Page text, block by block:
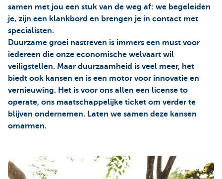
samen met jou een stuk van de weg af: we begeleiden
je, zijn een klankbord en brengen je in contact met
specialisten.
Duurzame groei nastreven is immers een must voor
iedereen die onze economische welvaart wil
veiligstellen. Maar duurzaamheid is veel meer, het
biedt ook kansen en is een motor voor innovatie en
vernieuwing. Het is voor ons allen een license to
operate, ons maatschappelijke ticket om verder te
blijven ondernemen. Laten we samen deze kansen
omarmen.